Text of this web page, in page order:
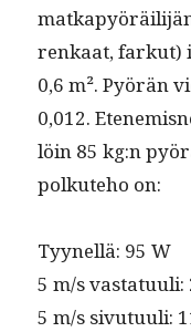
renkaat, farkut)
0,6 m². Pyörän
0,012.
löin 85 kg:n
polkute­ho on:
Tyynel­lä: 95 W
5 m/s vas­tatu­uli:
5 m/s sivu­tu­uli: